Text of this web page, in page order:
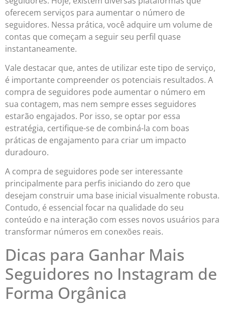
oferecem serviços para aumentar o número de
seguidores. Nessa prática, você adquire um volume de
contas que começam a seguir seu perfil quase
instantaneamente.
Vale destacar que, antes de utilizar este tipo de serviço,
é importante compreender os potenciais resultados. A
compra de seguidores pode aumentar o número em
sua contagem, mas nem sempre esses seguidores
estarão engajados. Por isso, se optar por essa
estratégia, certifique-se de combiná-la com boas
práticas de engajamento para criar um impacto
duradouro.
A compra de seguidores pode ser interessante
principalmente para perfis iniciando do zero que
desejam construir uma base inicial visualmente robusta.
Contudo, é essencial focar na qualidade do seu
conteúdo e na interação com esses novos usuários para
transformar números em conexões reais.
Dicas para Ganhar Mais
Seguidores no Instagram de
Forma Orgânica